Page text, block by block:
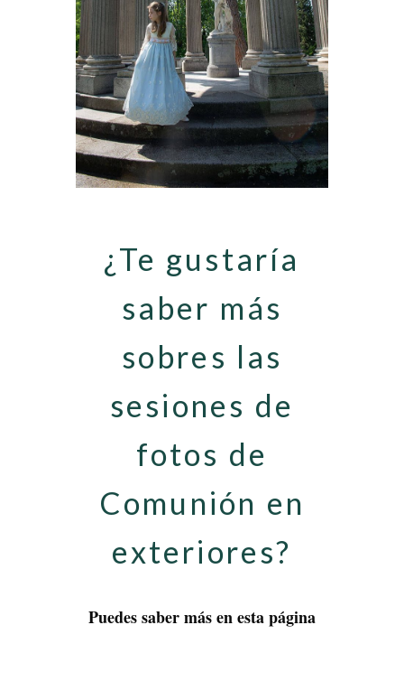
¿Te gustaría
saber más
sobres las
sesiones de
fotos de
Comunión en
exteriores?
Puedes saber más en esta página